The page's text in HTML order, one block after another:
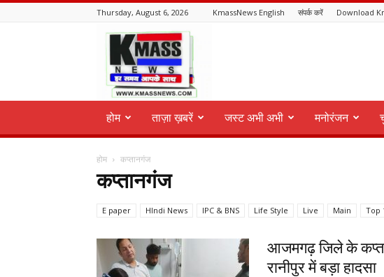
Thursday, August 6, 2026 KmassNews English संपर्क करें Download
KmassNews
होम ताज़ा ख़बरें जस्ट अभी अभी मनोरंजन
होम कप्तानगंज
कप्तानगंज
E paper HIndi News IPC & BNS Life Style Live Main Top
आजमगढ़ जिले के
रानीपुर में बड़ा हादसा